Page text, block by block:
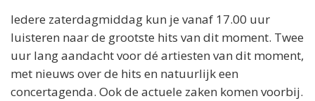
Iedere zaterdagmiddag kun je vanaf 17.00 uur
luisteren naar de grootste hits van dit moment. Twee
uur lang aandacht voor dé artiesten van dit moment,
met nieuws over de hits en natuurlijk een
concertagenda. Ook de actuele zaken komen voorbij.